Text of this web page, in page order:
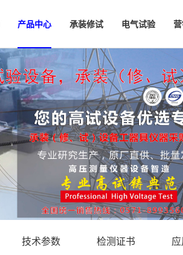
产品中心 承装修试 电气试验
技术参数 检测证书